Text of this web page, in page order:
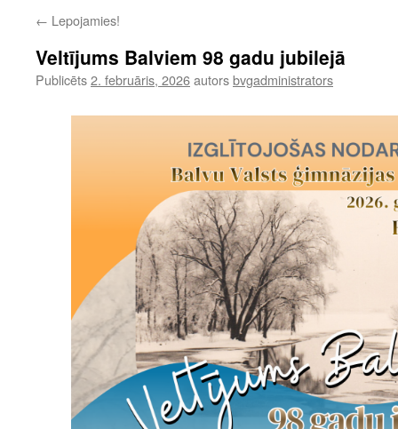
← Lepojamies!
Veltījums Balviem 98 gadu jubilejā
Publicēts2. februāris, 2026autorsbvgadministrators